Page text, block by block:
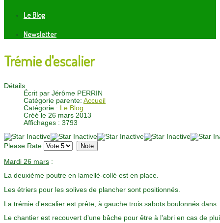
Le Blog
Newsletter
Trémie d'escalier
Détails
Écrit par Jérôme PERRIN
Catégorie parente: Accueil
Catégorie : Le Blog
Créé le 26 mars 2013
Affichages : 3793
Please Rate
Mardi 26 mars :
La deuxième poutre en lamellé-collé est en place.
Les étriers pour les solives de plancher sont positionnés.
La trémie d'escalier est prête, à gauche trois sabots boulonnés
Le chantier est recouvert d'une bâche pour être à l'abri en cas de